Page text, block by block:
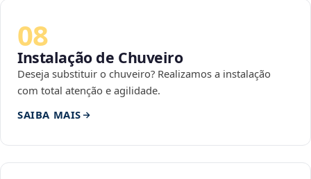
08
Instalação de Chuveiro
Deseja substituir o chuveiro? Realizamos a instalação
com total atenção e agilidade.
SAIBA MAIS